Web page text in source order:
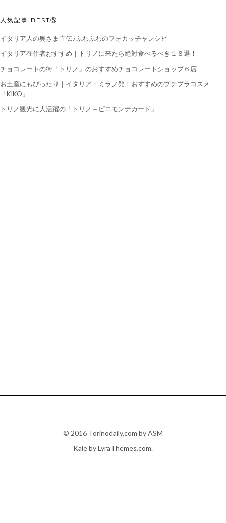
人気記事 BEST⑤
イタリア人の奥さま直伝♪ふわふわのフォカッチャレシピ
イタリア在住者おすすめ｜トリノに来たら絶対食べるべき１８選！
チョコレートの街「トリノ」のおすすめチョコレートショップ６店
お土産にもぴったり｜イタリア・ミラノ発！おすすめのプチプラコスメ
「KIKO」
トリノ観光に大活躍の「トリノ＋ピエモンテカード」
© 2016 Torinodaily.com by ASM
Kaleby LyraThemes.com.